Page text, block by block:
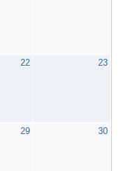
22 23
29 30